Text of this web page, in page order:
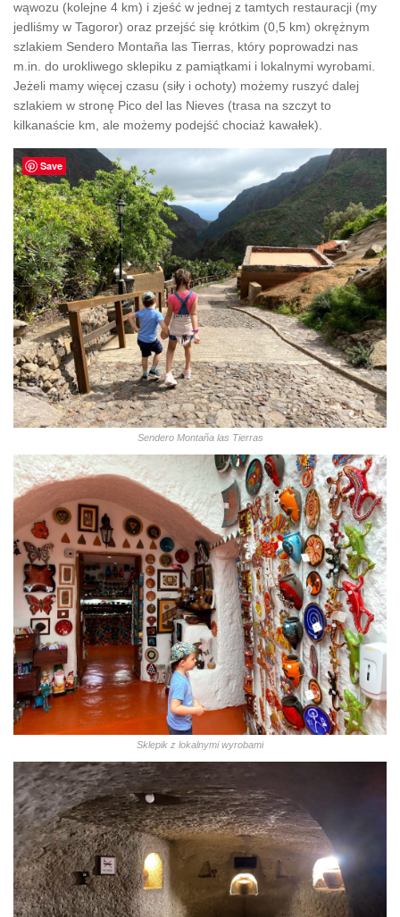
wąwozu (kolejne 4 km) i zjeść w jednej z tamtych restauracji (my
jedliśmy w Tagoror) oraz przejść się krótkim (0,5 km) okrężnym
szlakiem Sendero Montaña las Tierras, który poprowadzi nas
m.in. do urokliwego sklepiku z pamiątkami i lokalnymi wyrobami.
Jeżeli mamy więcej czasu (siły i ochoty) możemy ruszyć dalej
szlakiem w stronę Pico del las Nieves (trasa na szczyt to
kilkanaście km, ale możemy podejść chociaż kawałek).
Sendero Montaña las Tierras
Sklepik z lokalnymi wyrobami
Save